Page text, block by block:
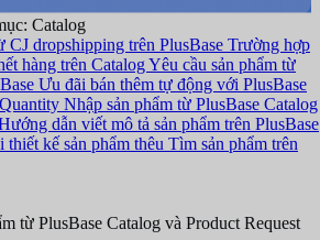
Catalog
CJ dropshipping trên PlusBase Trường hợp
hàng trên CatalogYêu cầu sản phẩm từ
Ưu đãi bán thêm tự động với PlusBase
Nhập sản phẩm từ PlusBase Catalog
dẫn viết mô tả sản phẩm trên PlusBase
kế sản phẩm thêu Tìm sản phẩm trên
từ PlusBase Catalog và Product Request